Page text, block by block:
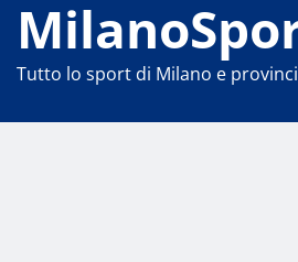
Tutto lo sport di Milano e